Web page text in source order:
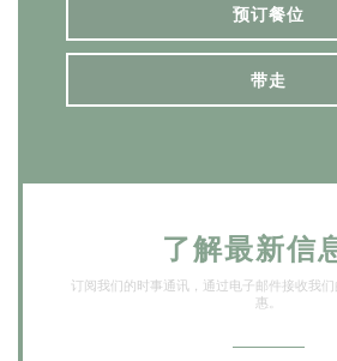
预订餐位
带走
了解最新信
订阅我们的时事通讯，通过电子邮件接收我
惠。